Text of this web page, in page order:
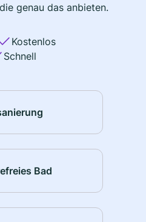
genau das anbieten.
Kostenlos
Schnell
Bad